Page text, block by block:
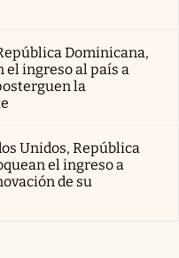
Dominicana,
el ingreso al país a
la
Unidos, República
el ingreso a
de su